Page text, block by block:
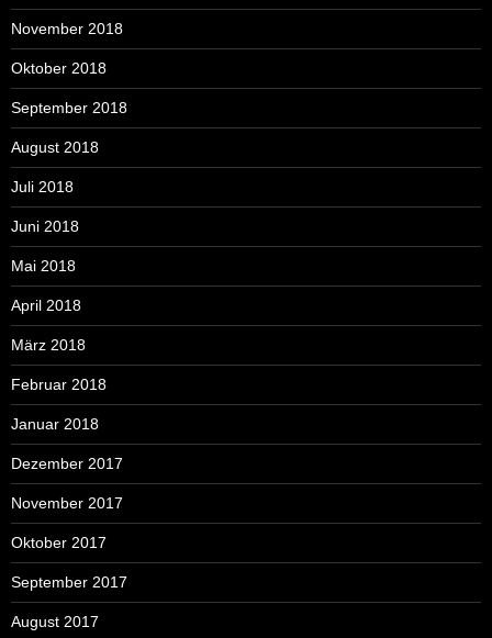
November 2018
Oktober 2018
September 2018
August 2018
Juli 2018
Juni 2018
Mai 2018
April 2018
März 2018
Februar 2018
Januar 2018
Dezember 2017
November 2017
Oktober 2017
September 2017
August 2017